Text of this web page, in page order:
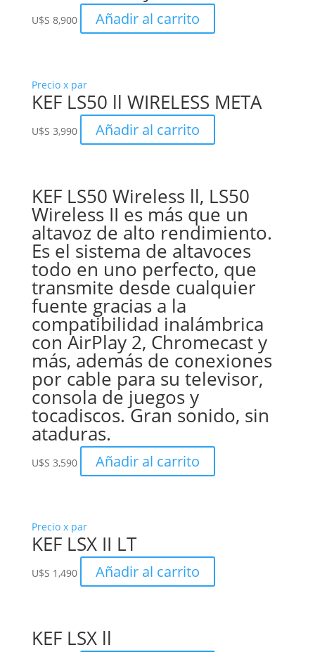
U$S 8,900 Añadir al carrito
Precio x par
KEF LS50 ll WIRELESS META
U$S 3,990 Añadir al carrito
KEF LS50 Wireless ll, LS50
Wireless II es más que un
altavoz de alto rendimiento.
Es el sistema de altavoces
todo en uno perfecto, que
transmite desde cualquier
fuente gracias a la
compatibilidad inalámbrica
con AirPlay 2, Chromecast y
más, además de conexiones
por cable para su televisor,
consola de juegos y
tocadiscos. Gran sonido, sin
ataduras.
U$S 3,590 Añadir al carrito
Precio x par
KEF LSX II LT
U$S 1,490 Añadir al carrito
KEF LSX ll